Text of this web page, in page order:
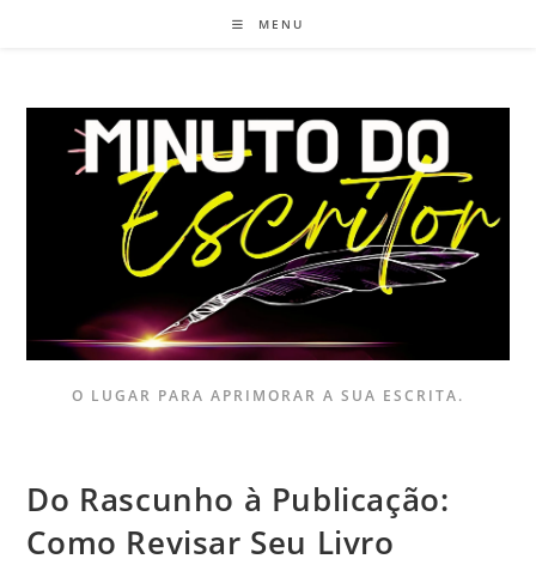
MENU
O LUGAR PARA APRIMORAR A SUA ESCRITA.
Do Rascunho à Publicação:
Como Revisar Seu Livro